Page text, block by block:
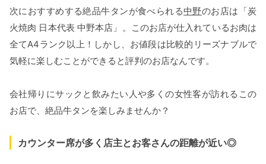
次におすすめする絶品牛タンが食べられる中野のお店は「炭
火焼肉 日本代表 中野本店」。このお店が仕入れているお肉は
全てA4ランク以上！しかし、お値段は比較的リーズナブルで
気軽に楽しむことができると評判のお店なんです。
会社帰りにサックと飲みたい人や多くの女性客が訪れるこの
お店で、絶品牛タンを楽しみませんか？
カウンター席が多く店主とお客さんの距離が近い◎